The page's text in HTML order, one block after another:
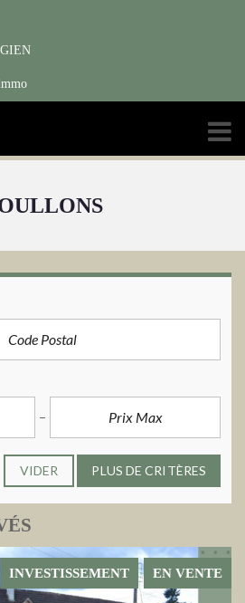
VIDER PLUS DE CRITÈRES
EN VENTE
INVESTISSEMENT